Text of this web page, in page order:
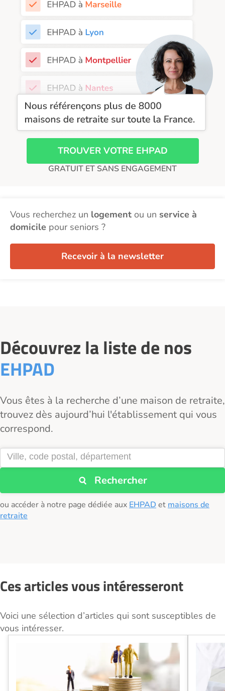
EHPAD Royan
EHPAD Toulouse
EHPAD Tours
EHPAD Troyes
Recherche par ville
TROUVER VOTRE EHPAD
GRATUIT ET SANS ENGAGEMENT
Vous recherchez un logement ou un service à
domicile pour seniors ?
Recevoir à la newsletter
Découvrez la liste de nos
EHPAD
Vous êtes à la recherche d’une maison de retraite,
trouvez dès aujourd’hui l'établissement qui vous
correspond.
Rechercher
ou accéder à notre page dédiée aux EHPAD et maisons de
retraite
Ces articles vous intéresseront
Voici une sélection d’articles qui sont susceptibles de
vous intéresser.